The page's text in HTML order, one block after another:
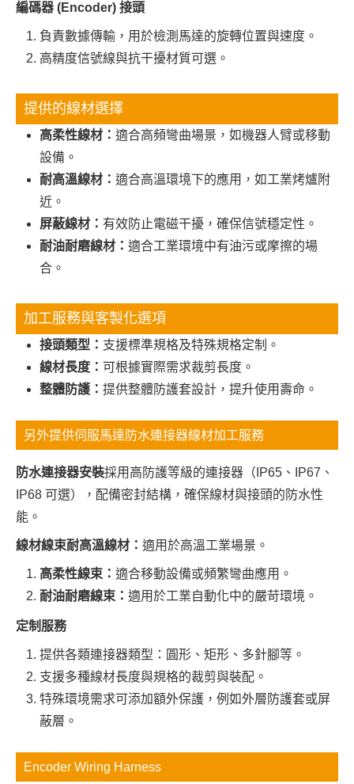
編碼器 (Encoder) 接頭
負責數據傳輸，用於檢測馬達的旋轉位置與速度。
高精度信號線與抗干擾材質可選。
提供的線材選擇
高柔性線材： 適合高頻彎曲場景，如機器人臂或移動
設備。
耐高溫線材： 適合高溫環境下的應用，如工業烤爐附
近。
屏蔽線材： 有效防止電磁干擾，確保信號穩定性。
耐油耐磨線材： 適合工業環境中有油污或摩擦的場
合。
加工服務與客製化選項
接頭類型： 支援標準規格及特殊規格定制。
線材長度： 可根據實際需求裁剪長度。
整體防護： 提供整體防護套設計，提升使用壽命。
另外提供伺服馬達防水連接器線材加工服務
防水連接器安裝採用高防護等級的連接器（IP65、IP67、
IP68 可選），配備密封結構，確保線材與接頭的防水性
能。
線材線束耐高溫線材： 適用於高溫工業場景。
高柔性線束： 適合移動設備或頻繁彎曲應用。
耐油耐磨線束： 適用於工業自動化中的嚴苛環境。
定制服務
提供各類連接器類型：圓形、矩形、多針腳等。
支援多種線材長度與規格的裁剪與裝配。
特殊環境需求可添加額外保護，例如外層防護套或屏
蔽層。
Encoder Wiring Harness